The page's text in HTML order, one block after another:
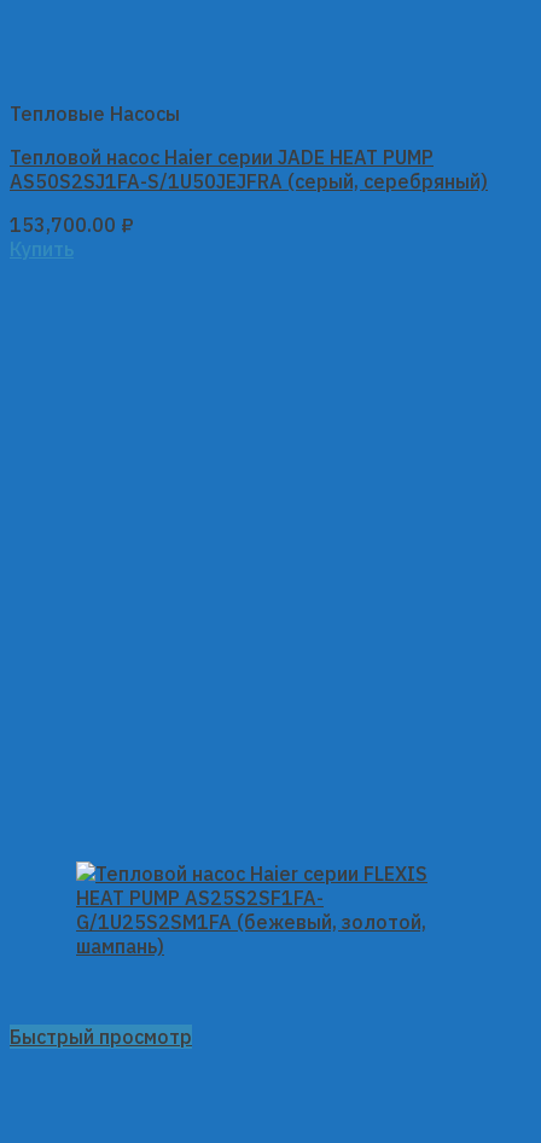
Тепловые Насосы
Тепловой насос Haier серии JADE HEAT PUMP
AS50S2SJ1FA-S/1U50JEJFRA (серый, серебряный)
153,700.00 ₽
Купить
Быстрый просмотр